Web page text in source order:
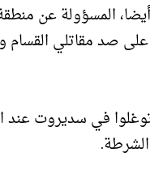
وأشار التحقيق إلى أن كتيبة
على صد مقاتلي